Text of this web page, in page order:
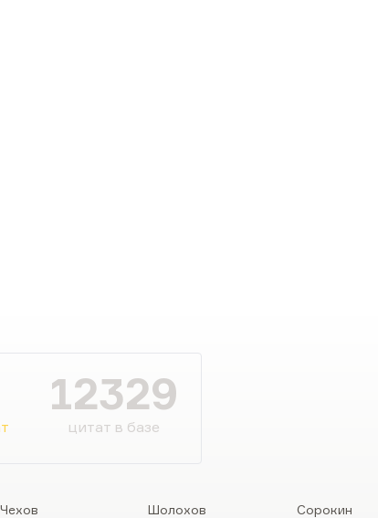
12329
цитат в базе
Чехов
Шолохов
Сорокин